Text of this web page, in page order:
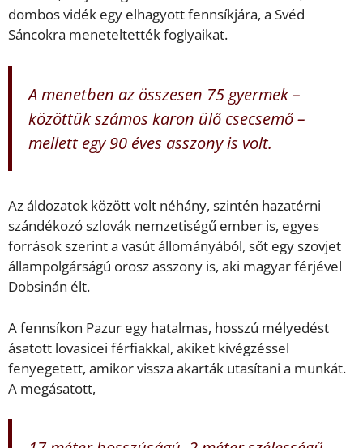
dombos vidék egy elhagyott fennsíkjára, a Svéd
Sáncokra meneteltették foglyaikat.
A menetben az összesen 75 gyermek –
közöttük számos karon ülő csecsemő –
mellett egy 90 éves asszony is volt.
Az áldozatok között volt néhány, szintén hazatérni
szándékozó szlovák nemzetiségű ember is, egyes
források szerint a vasút állományából, sőt egy szovjet
állampolgárságú orosz asszony is, aki magyar férjével
Dobsinán élt.
A fennsíkon Pazur egy hatalmas, hosszú mélyedést
ásatott lovasicei férfiakkal, akiket kivégzéssel
fenyegetett, amikor vissza akarták utasítani a munkát.
A megásatott,